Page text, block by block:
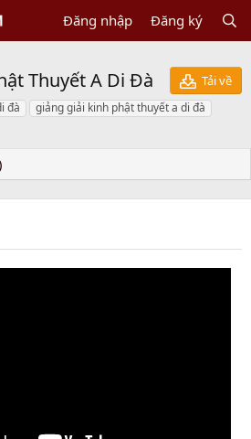
Đăng nhập Đăng ký
Thuyết A Di Đà
Tải về
đà
giảng giải kinh phật thuyết a di đà